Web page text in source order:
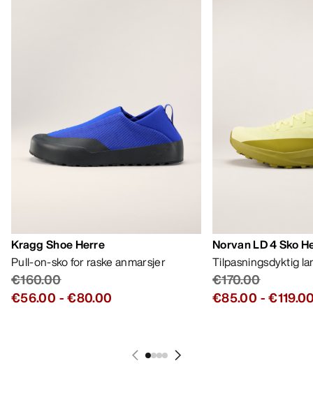
Kragg Shoe Herre
Pull-on-sko for raske anmarsjer
€160.00
€56.00 -€80.00
Norvan LD 4 Sko
Tilpasningsdyktig
€170.00
€85.00 -